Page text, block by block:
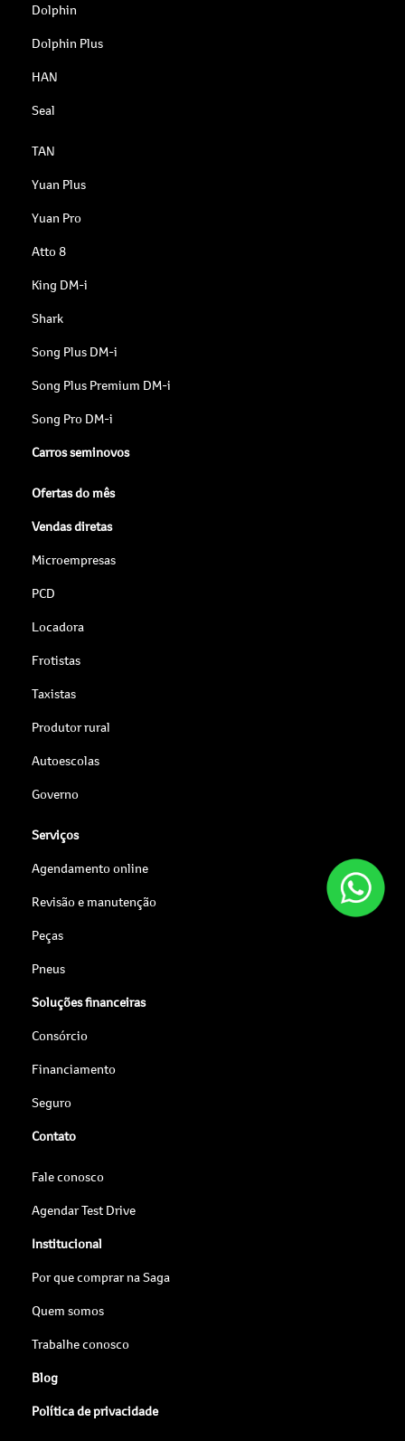
Dolphin
Dolphin Plus
HAN
Seal
TAN
Yuan Plus
Yuan Pro
Atto 8
King DM-i
Shark
Song Plus DM-i
Song Plus Premium DM-i
Song Pro DM-i
Carros seminovos
Ofertas do mês
Vendas diretas
Microempresas
PCD
Locadora
Frotistas
Taxistas
Produtor rural
Autoescolas
Governo
Serviços
Agendamento online
Revisão e manutenção
Peças
Pneus
Soluções financeiras
Consórcio
Financiamento
Seguro
Contato
Fale conosco
Agendar Test Drive
Institucional
Por que comprar na Saga
Quem somos
Trabalhe conosco
Blog
Política de privacidade